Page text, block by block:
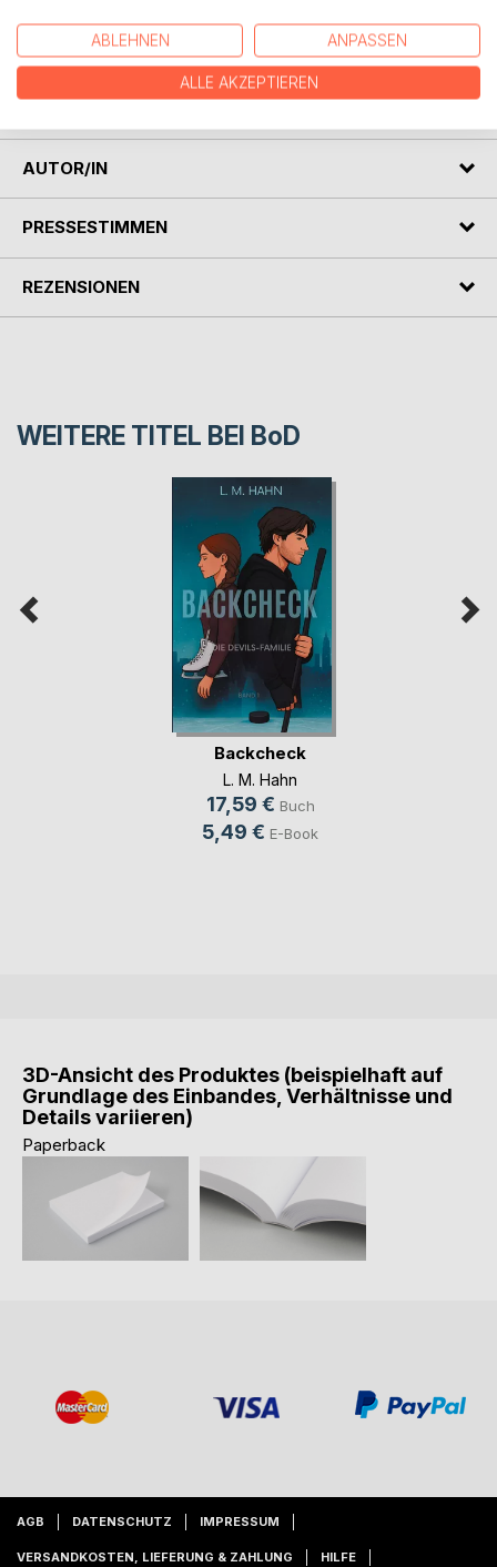
Wunsch scheint bald ein Ende zu haben.
Alle sagen mir, dass er tot ist, nur mein Herz behauptet das
Gegenteil. Denn solange es keine Leiche gibt, ist er für
mich nicht tot!
AUTOR/IN
PRESSESTIMMEN
REZENSIONEN
WEITERE TITEL BEI BoD
Backcheck
L. M. Hahn
17,59 € Buch
5,49 € E-Book
3D-Ansicht des Produktes (beispielhaft auf
Grundlage des Einbandes, Verhältnisse und
Details variieren)
Paperback
AGB DATENSCHUTZ IMPRESSUM
VERSANDKOSTEN, LIEFERUNG & ZAHLUNG HILFE
ABLEHNEN ANPASSEN
ALLE AKZEPTIEREN